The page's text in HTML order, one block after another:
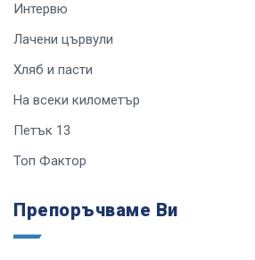
Интервю
Лачени цървули
Хляб и пасти
На всеки километър
Петък 13
Топ Фактор
Препоръчваме Ви